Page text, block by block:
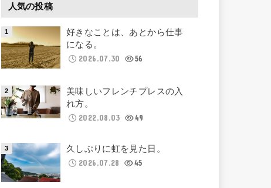
人気の投稿
好きなことは、あとから仕事
になる。
2026.07.30
56
美味しいフレンチプレスの入
れ方。
2022.08.03
49
久しぶりに虹を見た日。
2026.07.28
45